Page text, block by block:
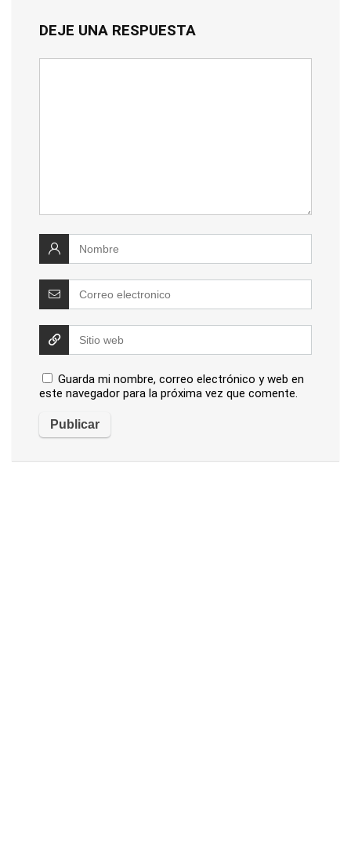
DEJE UNA RESPUESTA
Guarda mi nombre, correo electrónico y web en
este navegador para la próxima vez que comente.